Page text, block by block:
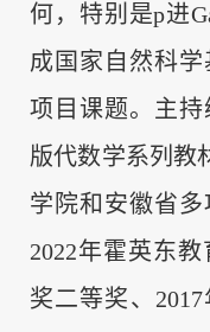
何，特别是p进
成国家自然科
项目课题。主
版代数学系列教
学院和安徽省
2022年霍英东
奖二等奖、